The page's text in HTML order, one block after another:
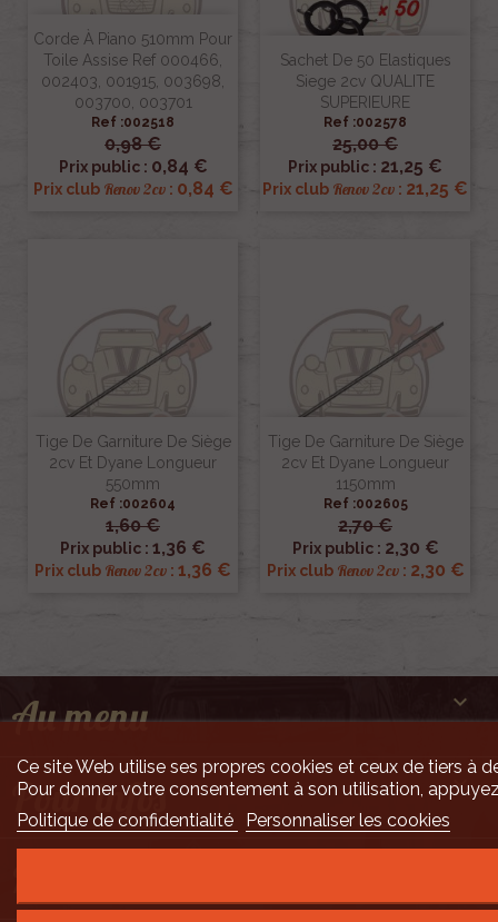
Corde À Piano 510mm Pour
Toile Assise Ref 000466,
002403, 001915, 003698,
003700, 003701
Ref :002518
0,98 €
Prix public : 0,84 €
Prix club Renov 2cv: 0,84 €
Sachet De 50 Elastiques
Siege 2cv QUALITE
SUPERIEURE
Ref :002578
25,00 €
Prix public : 21,25 €
Prix club Renov 2cv : 21,25 €
Tige De Garniture De Siège
2cv Et Dyane Longueur
550mm
Ref :002604
1,60 €
Prix public : 1,36 €
Prix club Renov 2cv : 1,36 €
Tige De Garniture De Siège
2cv Et Dyane Longueur
1150mm
Ref :002605
2,70 €
Prix public : 2,30 €
Prix club Renov 2cv: 2,30 €
Au menu 
Pour infos 
Ce site Web utilise ses propres cookies et ceux de tiers à
Pour donner votre consentement à son utilisation,
Politique de confidentialité
Personnaliser les cookies